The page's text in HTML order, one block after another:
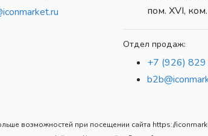
пом. XVI,
Отдел продаж:
+7 (926)
возможностей при посещении сайта https://